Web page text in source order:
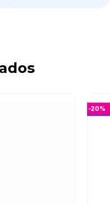
-20%